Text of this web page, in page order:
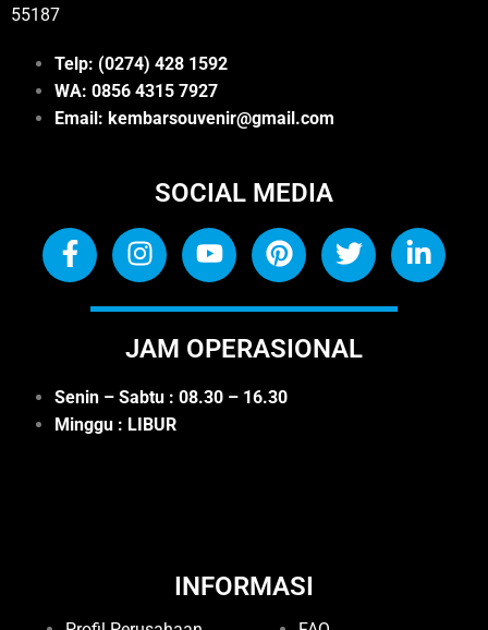
55187
Telp: (0274) 428 1592
WA: 0856 4315 7927
Email: kembarsouvenir@gmail.com
SOCIAL MEDIA
JAM OPERASIONAL
Senin – Sabtu : 08.30 – 16.30
Minggu : LIBUR
INFORMASI